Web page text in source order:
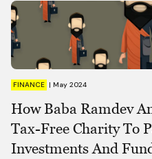
FINANCE | May 2024
How Baba Ramdev
Tax-Free Charity To
Investments And